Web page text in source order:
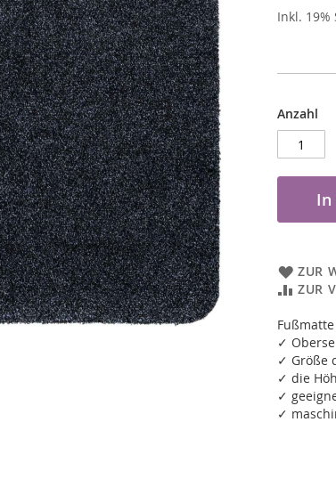
Inkl. 19%
Anzahl
In
ZUR
ZUR
✓
✓ Größe
✓ die
✓
✓